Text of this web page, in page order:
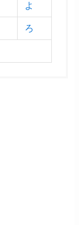
よ
ろ